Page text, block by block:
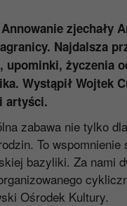
zjechały
Najdalsza
upominki, życzenia
Wystąpił Wojtek
artyści.
zabawa nie tylko
To wspomnienie
bazyliki. Za nami
Ośrodek Kultury.